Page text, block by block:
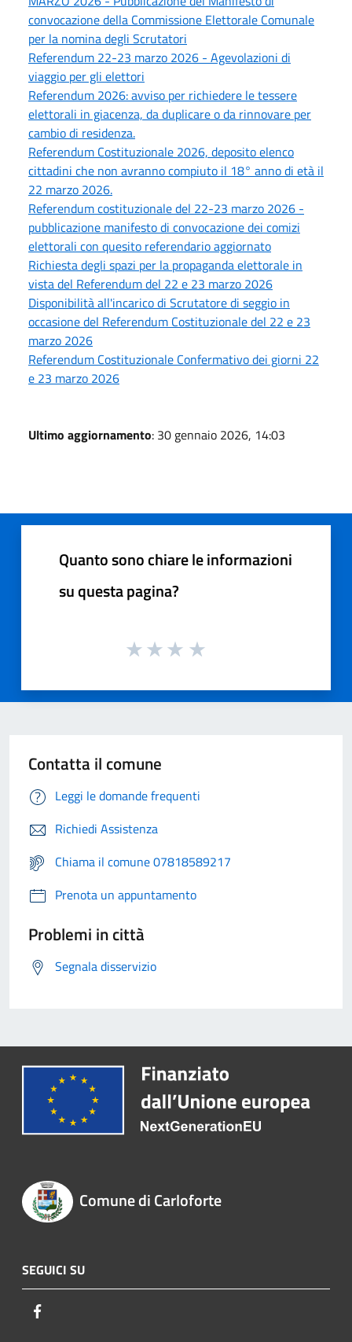
convocazione della Commissione Elettorale Comunale
per la nomina degli Scrutatori
Referendum 22-23 marzo 2026 - Agevolazioni di
viaggio per gli elettori
Referendum 2026: avviso per richiedere le tessere
elettorali in giacenza, da duplicare o da rinnovare per
cambio di residenza.
Referendum Costituzionale 2026, deposito elenco
cittadini che non avranno compiuto il 18° anno di età il
22 marzo 2026.
Referendum costituzionale del 22-23 marzo 2026 -
pubblicazione manifesto di convocazione dei comizi
elettorali con quesito referendario aggiornato
Richiesta degli spazi per la propaganda elettorale in
vista del Referendum del 22 e 23 marzo 2026
Disponibilità all'incarico di Scrutatore di seggio in
occasione del Referendum Costituzionale del 22 e 23
marzo 2026
Referendum Costituzionale Confermativo dei giorni 22
e 23 marzo 2026
Ultimo aggiornamento: 30 gennaio 2026, 14:03
Quanto sono chiare le informazioni
su questa pagina?
Contatta il comune
Leggi le domande frequenti
Richiedi Assistenza
Chiama il comune 07818589217
Prenota un appuntamento
Problemi in città
Segnala disservizio
Comune di Carloforte
SEGUICI SU